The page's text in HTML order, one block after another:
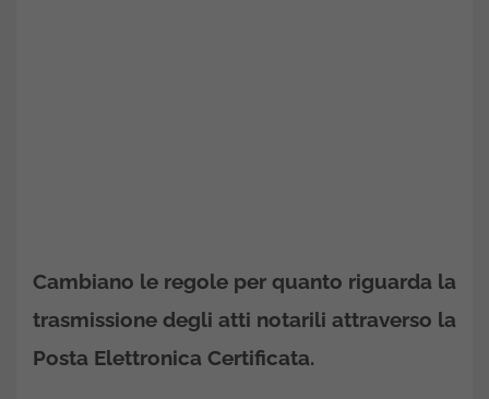
Cambiano le regole per quanto riguarda la
trasmissione degli atti notarili attraverso la
Posta Elettronica Certificata.